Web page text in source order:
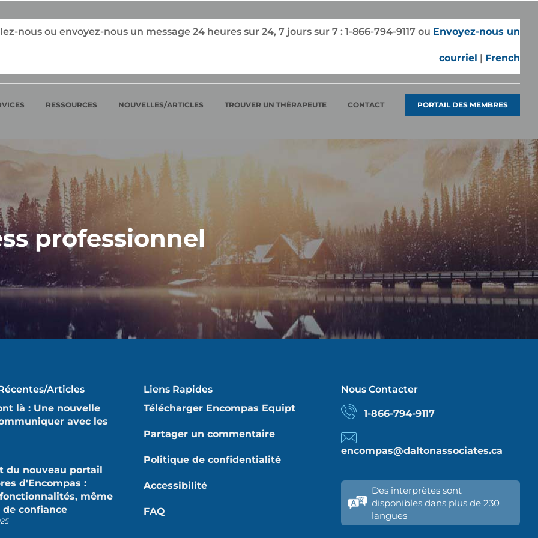
nous ou envoyez-nous un message 24 heures sur 24, 7 jours sur 7 : 1-866-794-9117 ou Envoyez-nous un
courriel | French
RESSOURCES NOUVELLES/ARTICLES TROUVER UN THÉRAPEUTE CONTACT PORTAIL DES MEMBRES
professionnel
articles
là : Une nouvelle
avec les
du nouveau portail
d'Encompas :
même
confiance
Liens Rapides
Télécharger Encompas Equipt
Partager un commentaire
Politique de confidentialité
Accessibilité
FAQ
Nous Contacter
1-866-794-9117
encompas@daltonassociates.ca
Des interprètes sont
disponibles dans plus de 230
langues